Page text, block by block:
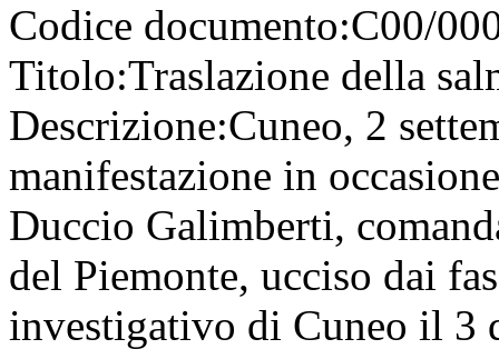
Codice documento:C00/
Titolo:Traslazione della
Descrizione:Cuneo, 2
manifestazione in
Duccio Galimberti,
del Piemonte, ucciso dai
investigativo di Cuneo il 3